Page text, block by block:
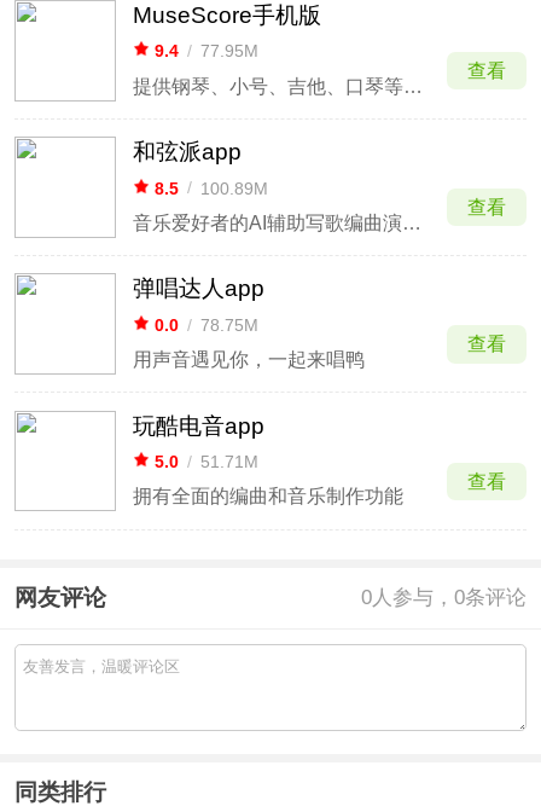
MuseScore手机版
9.4 / 77.95M
提供钢琴、小号、吉他、口琴等海量乐谱
查看
和弦派app
8.5 / 100.89M
音乐爱好者的AI辅助写歌编曲演奏工具
查看
弹唱达人app
0.0 / 78.75M
用声音遇见你，一起来唱鸭
查看
玩酷电音app
5.0 / 51.71M
拥有全面的编曲和音乐制作功能
查看
网友评论 0 人参与，0条评论
同类排行